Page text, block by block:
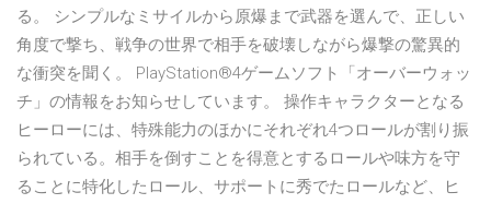
る。 シンプルなミサイルから原爆まで武器を選んで、正しい
角度で撃ち、戦争の世界で相手を破壊しながら爆撃の驚異的
な衝突を聞く。 PlayStation®4ゲームソフト「オーバーウォッ
チ」の情報をお知らせしています。 操作キャラクターとなる
ヒーローには、特殊能力のほかにそれぞれ4つロールが割り振
られている。相手を倒すことを得意とするロールや味方を守
ることに特化したロール、サポートに秀でたロールなど、ヒ